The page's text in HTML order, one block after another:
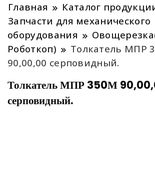
Главная
Каталог
Запчасти для механического
оборудования
Роботкоп)
Толкатель МПР
90,00,00 серповидный.
Толкатель МПР 350М
серповидный.